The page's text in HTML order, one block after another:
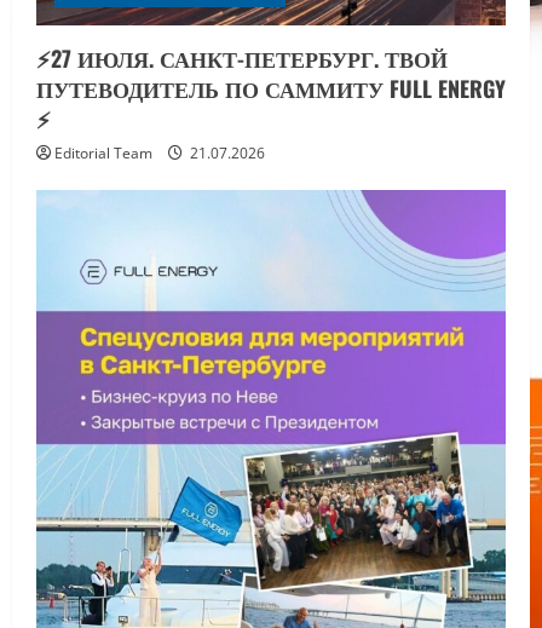
⚡️27 ИЮЛЯ. САНКТ-ПЕТЕРБУРГ. ТВОЙ
ПУТЕВОДИТЕЛЬ ПО САММИТУ FULL ENERGY
⚡️
Editorial Team 21.07.2026